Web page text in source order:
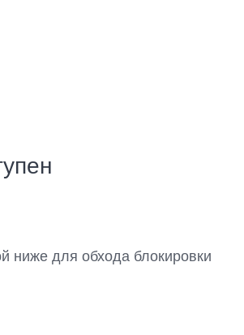
ниже для обхода блокировки